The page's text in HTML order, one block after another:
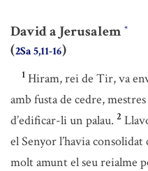
David a Jerusalem *
(2Sa 5,11-16)
1 Hiram, rei de Tir, va
amb fusta de cedre,
d’edificar-li un palau. 2
el Senyor l’havia
molt amunt el seu reialme